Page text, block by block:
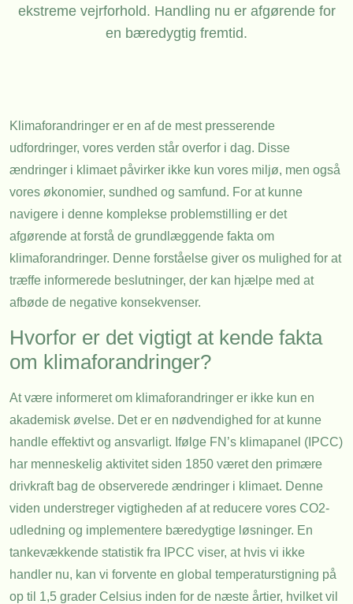
ekstreme vejrforhold. Handling nu er afgørende for
en bæredygtig fremtid.
Klimaforandringer er en af de mest presserende
udfordringer, vores verden står overfor i dag. Disse
ændringer i klimaet påvirker ikke kun vores miljø, men også
vores økonomier, sundhed og samfund. For at kunne
navigere i denne komplekse problemstilling er det
afgørende at forstå de grundlæggende fakta om
klimaforandringer. Denne forståelse giver os mulighed for at
træffe informerede beslutninger, der kan hjælpe med at
afbøde de negative konsekvenser.
Hvorfor er det vigtigt at kende fakta
om klimaforandringer?
At være informeret om klimaforandringer er ikke kun en
akademisk øvelse. Det er en nødvendighed for at kunne
handle effektivt og ansvarligt. Ifølge FN’s klimapanel (IPCC)
har menneskelig aktivitet siden 1850 været den primære
drivkraft bag de observerede ændringer i klimaet. Denne
viden understreger vigtigheden af at reducere vores CO2-
udledning og implementere bæredygtige løsninger. En
tankevækkende statistik fra IPCC viser, at hvis vi ikke
handler nu, kan vi forvente en global temperaturstigning på
op til 1,5 grader Celsius inden for de næste årtier, hvilket vil